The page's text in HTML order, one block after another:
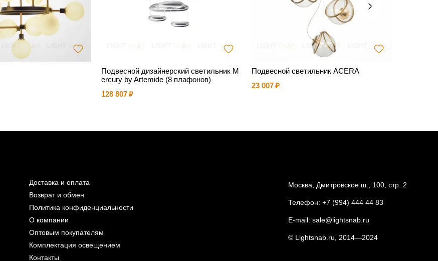
Подвесной дизайнерский светильник M
ercury by Artemide (8 плафонов)
128 807
Подвесной светильник ACERA
23 007
Доставка и оплата
Возврат и обмен
Политика конфиденциальности
О компании
Оптовым покупателям
Комплектация освещением
Контакты
Москва, Дмитровское ш., 100, стр. 2
Телефон: +7 (994) 444 44 83
E-mail: sale@lightsnab.ru
© Lightsnab.ru, 2014—2024